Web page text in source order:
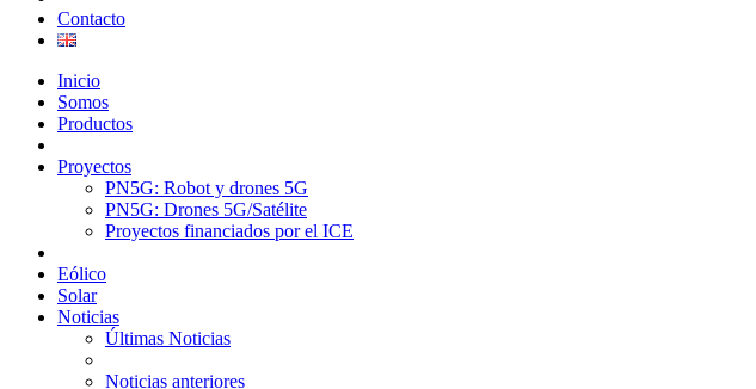
Contacto
Inicio
Somos
Productos
Proyectos
PN5G: Robot y drones 5G
PN5G: Drones 5G/Satélite
Proyectos financiados por el ICE
Eólico
Solar
Noticias
Últimas Noticias
Noticias anteriores